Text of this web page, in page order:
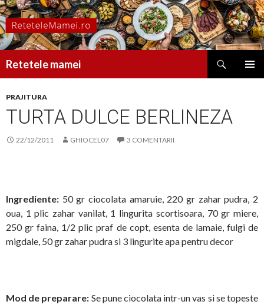
Retetele mamei
CONȚINUT
PRAJITURA
TURTA DULCE BERLINEZA
22/12/2011 GHIOCEL07 3 COMENTARII
Ingrediente: 50 gr ciocolata amaruie, 220 gr zahar pudra, 2
oua, 1 plic zahar vanilat, 1 lingurita scortisoara, 70 gr miere,
250 gr faina, 1/2 plic praf de copt, esenta de lamaie, fulgi de
migdale, 50 gr zahar pudra si 3 lingurite apa pentru decor
Mod de preparare: Se pune ciocolata intr-un vas si se topeste